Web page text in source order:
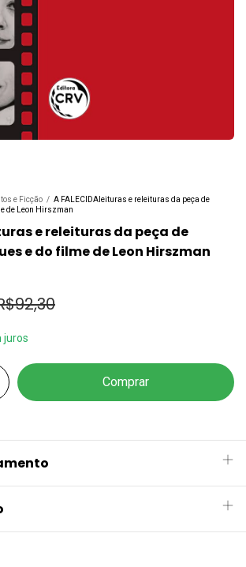
e Ficção / A FALECIDAleituras e releituras da peça de
de Leon Hirszman
e releituras da peça de
e do filme de Leon Hirszman
juros